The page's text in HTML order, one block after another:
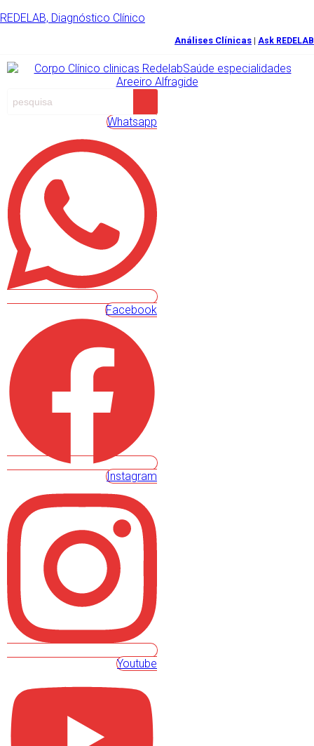
REDELAB, Diagnóstico Clínico
Análises Clínicas Ask REDELAB
Whatsapp
Facebook
Instagram
Youtube